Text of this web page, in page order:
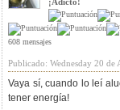
608 mensajes
Publicado: Wednesday 20
Vaya sí, cuando lo leí
tener energía!